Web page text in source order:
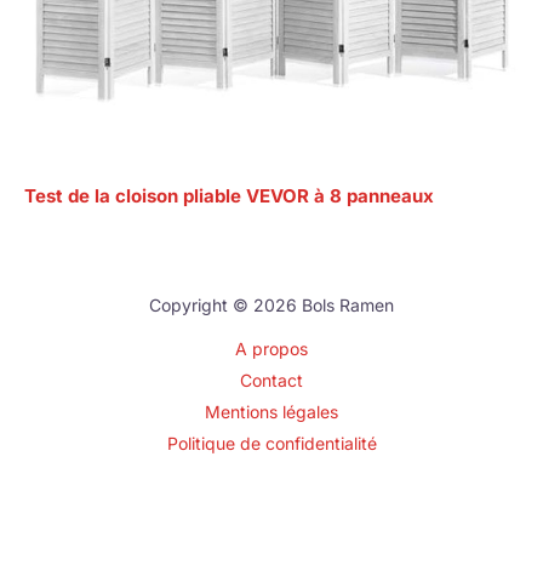
Test de la cloison pliable VEVOR à 8 panneaux
Copyright © 2026 Bols Ramen
A propos
Contact
Mentions légales
Politique de confidentialité